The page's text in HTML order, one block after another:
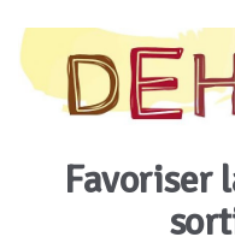
Favoriser